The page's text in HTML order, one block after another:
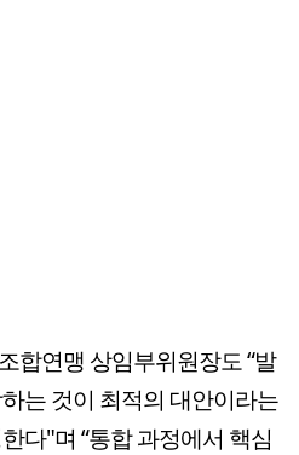
합연맹 상임부위원장도 “발
는 것이 최적의 대안이라는
다"며 “통합 과정에서 핵심